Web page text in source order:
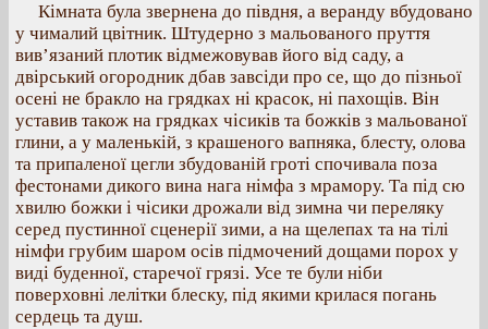
Кімната була звернена до півдня, а веранду вбудовано
у чималий цвітник. Штудерно з мальованого пруття
вив’язаний плотик відмежовував його від саду, а
двірський огородник дбав завсіди про се, що до пізньої
осені не бракло на грядках ні красок, ні пахощів. Він
уставив також на грядках чісиків та божків з мальованої
глини, а у маленькій, з крашеного вапняка, блесту, олова
та припаленої цегли збудованій гроті спочивала поза
фестонами дикого вина нага німфа з мрамору. Та під сю
хвилю божки і чісики дрожали від зимна чи переляку
серед пустинної сценерії зими, а на щелепах та на тілі
німфи грубим шаром осів підмочений дощами порох у
виді буденної, старечої грязі. Усе те були ніби
поверховні лелітки блеску, під якими крилася погань
сердець та душ.